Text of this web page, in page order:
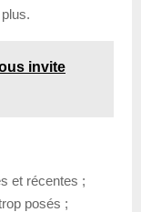
invite
et récentes ;
posés ;